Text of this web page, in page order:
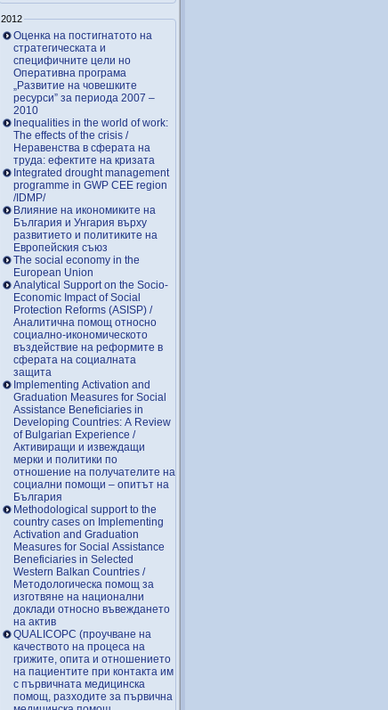
2012
Оценка на постигнатото на
стратегическата и
специфичните цели но
Оперативна програма
„Развитие на човешките
ресурси” за периода 2007 –
2010
Inequalities in the world of work:
The effects of the crisis /
Неравенства в сферата на
труда: ефектите на кризата
Integrated drought management
programme in GWP CEE region
/IDMP/
Влияние на икономиките на
България и Унгария върху
развитието и политиките на
Европейския съюз
The social economy in the
European Union
Analytical Support on the Socio-
Economic Impact of Social
Protection Reforms (ASISP) /
Аналитична помощ относно
социално-икономическото
въздействие на реформите в
сферата на социалната
защита
Implementing Activation and
Graduation Measures for Social
Assistance Beneficiaries in
Developing Countries: A Review
of Bulgarian Experience /
Активиращи и извеждащи
мерки и политики по
отношение на получателите на
социални помощи – опитът на
България
Methodological support to the
country cases on Implementing
Activation and Graduation
Measures for Social Assistance
Beneficiaries in Selected
Western Balkan Countries /
Методологическа помощ за
изготвяне на национални
доклади относно въвеждането
на актив
QUALICOPC (проучване на
качеството на процеса на
грижите, опита и отношението
на пациентите при контакта им
с първичната медицинска
помощ, разходите за първична